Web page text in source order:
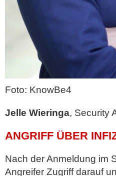
Foto: KnowBe4
Jelle Wieringa, Security
ANGRIFF ÜBER
Nach der Anmeldung im
Angreifer Zugriff darauf